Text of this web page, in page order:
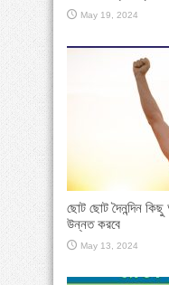
May 19, 2024
ছোট ছোট দৈনন্দিন
উন্নত করবে
May 13, 2024